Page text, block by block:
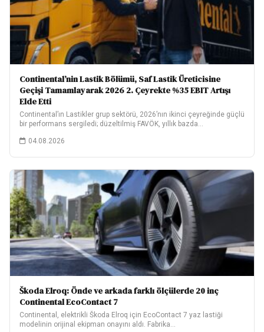
Continental’nin Lastik Bölümü, Saf Lastik Üreticisine
Geçişi Tamamlayarak 2026 2. Çeyrekte %35 EBIT Artışı
Elde Etti
Continental’ın Lastikler grup sektörü, 2026’nın ikinci çeyreğinde güçlü
bir performans sergiledi; düzeltilmiş FAVÖK, yıllık bazda…
04.08.2026
Škoda Elroq: Önde ve arkada farklı ölçülerde 20 inç
Continental EcoContact 7
Continental, elektrikli Škoda Elroq için EcoContact 7 yaz lastiği
modelinin orijinal ekipman onayını aldı. Fabrika…